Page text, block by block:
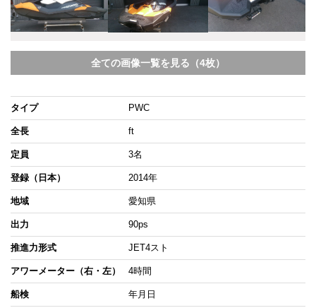
全ての画像一覧を見る（4枚）
タイプ PWC
全長 ft
定員 3名
登録（日本） 2014年
地域 愛知県
出力 90ps
推進力形式 JET4スト
アワーメーター（右・左） 4時間
船検 年月日